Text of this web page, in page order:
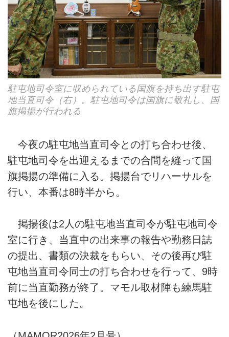
駐屯地司令室に収められている国旗を持ち出す駐屯
地当直司令（右）。駐屯地司令は国旗に敬礼し、国
旗掲揚が行われる
今夜の駐屯地当直司令との打ち合わせ後、
駐屯地司令を出迎えるまでの合間を縫って国
旗掲揚の準備に入る。掲揚台でリハーサルを
行い、本番は8時半から。
掲揚後は2人の駐屯地当直司令が駐屯地司令
室に行き、当直中の出来事の報告や勤務日誌
の提出、書類の決裁をもらい、その後再び駐
屯地当直司令同士の打ち合わせを行って、9時
前に当直勤務が終了。マモル取材陣も練馬駐
屯地を後にした。